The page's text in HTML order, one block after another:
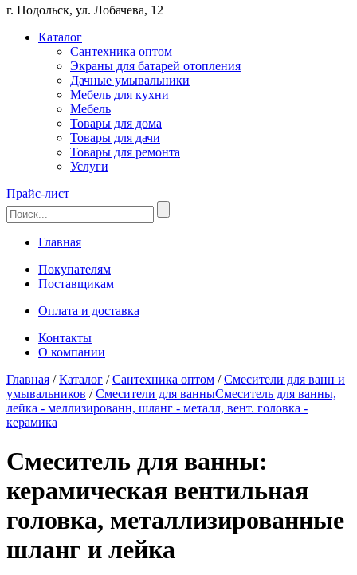
г. Подольск, ул. Лобачева, 12
Каталог
Сантехника оптом
Экраны для батарей отопления
Дачные умывальники
Мебель для кухни
Мебель
Товары для дома
Товары для дачи
Товары для ремонта
Услуги
Прайс-лист
Главная
Покупателям
Поставщикам
Оплата и доставка
Контакты
О компании
Главная /Каталог /Сантехника оптом /Смесители для ванн и
умывальников /Смесители для ванныСмеситель для ванны,
лейка - меллизированн, шланг - металл, вент. головка -
керамика
Смеситель для ванны:
керамическая вентильная
головка, металлизированные
шланг и лейка